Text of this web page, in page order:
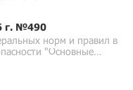
г. №490
норм и правил в
"Основные